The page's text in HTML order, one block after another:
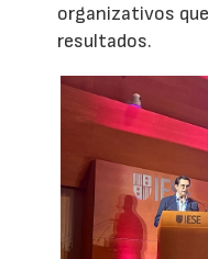
organizativos
resultados.